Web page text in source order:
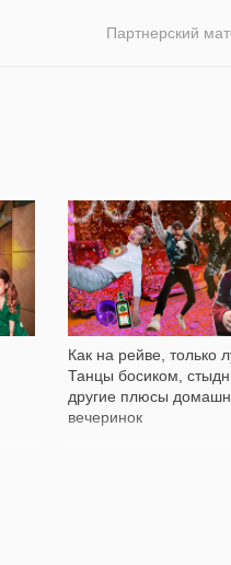
Партнерский
Как на рейве, только
Танцы босиком,
другие плюсы
вечеринок
6 147